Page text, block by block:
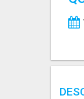
Servicios
Publica Tu